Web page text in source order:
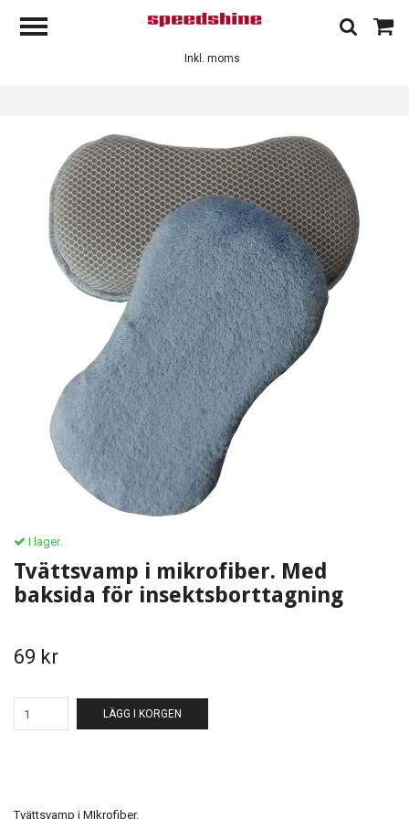
Inkl. moms
I lager.
Tvättsvamp i mikrofiber. Med
baksida för insektsborttagning
69 kr
LÄGG I KORGEN
Tvättsvamp i MIkrofiber.